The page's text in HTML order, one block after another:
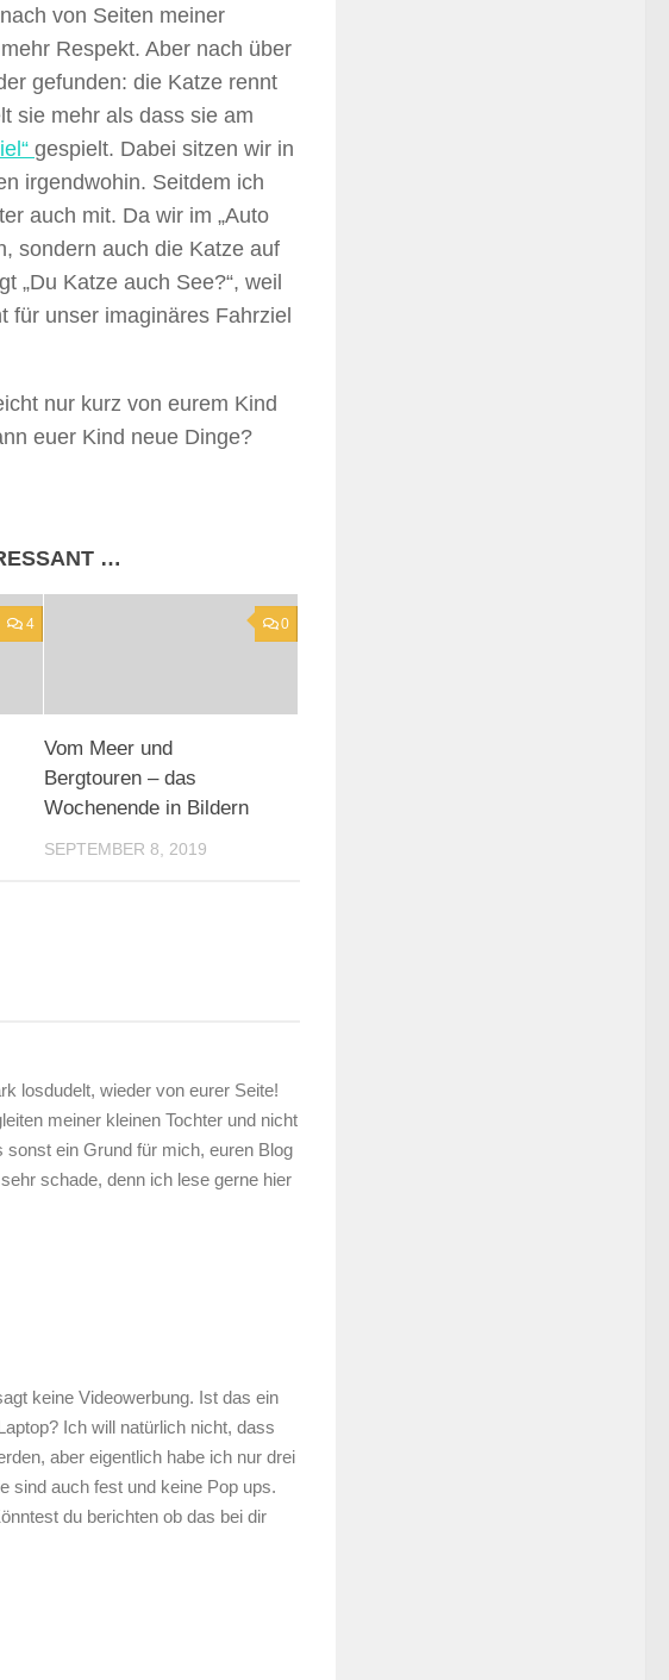
von Seiten meiner
Respekt. Aber nach über
gefunden: die Katze rennt
sie mehr als dass sie am
gespielt. Dabei sitzen wir in
irgendwohin. Seitdem ich
auch mit. Da wir im „Auto
sondern auch die Katze auf
„Du Katze auch See?“, weil
für unser imaginäres Fahrziel
nur kurz von eurem Kind
euer Kind neue Dinge?
…
4 0
Vom Meer und
Bergtouren – das
Wochenende in Bildern
SEPTEMBER 8, 2019
losdudelt, wieder von eurer Seite!
meiner kleinen Tochter und nicht
ein Grund für mich, euren Blog
schade, denn ich lese gerne hier
keine Videowerbung. Ist das ein
Ich will natürlich nicht, dass
aber eigentlich habe ich nur drei
sind auch fest und keine Pop ups.
du berichten ob das bei dir